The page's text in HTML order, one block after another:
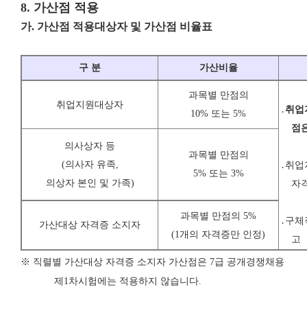
8. 가산점 적용
가. 가산점 적용대상자 및 가산점 비율표
구 분 가산비율
취업지원대상자
과목별 만점의
10% 또는 5%
․ 취업
점
․취
자
․구
고
의사상자 등
(의사자 유족,
의상자 본인 및 가족)
과목별 만점의
5% 또는 3%
가산대상 자격증 소지자
과목별 만점의 5%
(1개의 자격증만 인정)
※ 직렬별 가산대상 자격증 소지자 가산점은 7급 공개경쟁채용
제 1 차시험에는 적용하지 않습니다.